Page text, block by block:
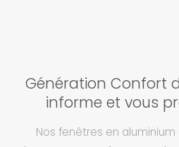
Génération Confort
informe et vous
Nos fenêtres en